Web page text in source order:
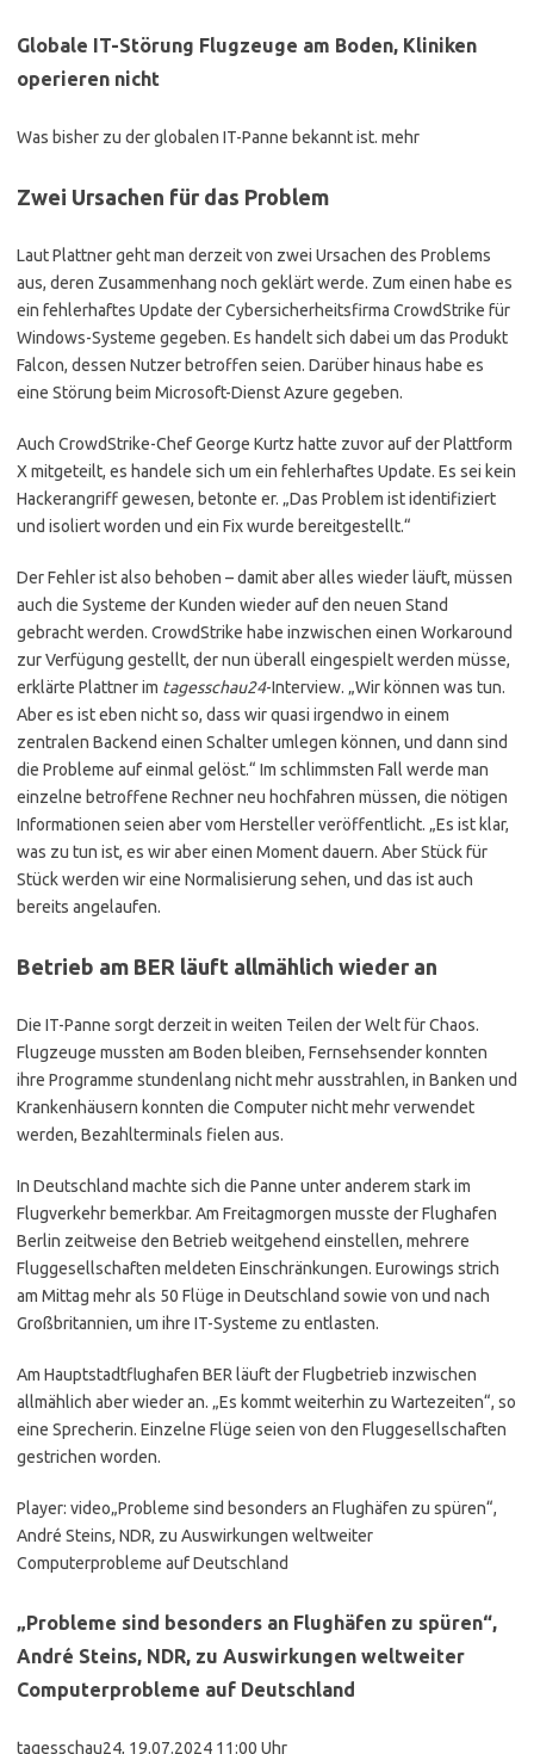
Globale IT-Störung Flugzeuge am Boden, Kliniken
operieren nicht
Was bisher zu der globalen IT-Panne bekannt ist. mehr
Zwei Ursachen für das Problem
Laut Plattner geht man derzeit von zwei Ursachen des Problems
aus, deren Zusammenhang noch geklärt werde. Zum einen habe es
ein fehlerhaftes Update der Cybersicherheitsfirma CrowdStrike für
Windows-Systeme gegeben. Es handelt sich dabei um das Produkt
Falcon, dessen Nutzer betroffen seien. Darüber hinaus habe es
eine Störung beim Microsoft-Dienst Azure gegeben.
Auch CrowdStrike-Chef George Kurtz hatte zuvor auf der Plattform
X mitgeteilt, es handele sich um ein fehlerhaftes Update. Es sei kein
Hackerangriff gewesen, betonte er. „Das Problem ist identifiziert
und isoliert worden und ein Fix wurde bereitgestellt.“
Der Fehler ist also behoben – damit aber alles wieder läuft, müssen
auch die Systeme der Kunden wieder auf den neuen Stand
gebracht werden. CrowdStrike habe inzwischen einen Workaround
zur Verfügung gestellt, der nun überall eingespielt werden müsse,
erklärte Plattner im tagesschau24-Interview. „Wir können was tun.
Aber es ist eben nicht so, dass wir quasi irgendwo in einem
zentralen Backend einen Schalter umlegen können, und dann sind
die Probleme auf einmal gelöst.“ Im schlimmsten Fall werde man
einzelne betroffene Rechner neu hochfahren müssen, die nötigen
Informationen seien aber vom Hersteller veröffentlicht. „Es ist klar,
was zu tun ist, es wir aber einen Moment dauern. Aber Stück für
Stück werden wir eine Normalisierung sehen, und das ist auch
bereits angelaufen.
Betrieb am BER läuft allmählich wieder an
Die IT-Panne sorgt derzeit in weiten Teilen der Welt für Chaos.
Flugzeuge mussten am Boden bleiben, Fernsehsender konnten
ihre Programme stundenlang nicht mehr ausstrahlen, in Banken und
Krankenhäusern konnten die Computer nicht mehr verwendet
werden, Bezahlterminals fielen aus.
In Deutschland machte sich die Panne unter anderem stark im
Flugverkehr bemerkbar. Am Freitagmorgen musste der Flughafen
Berlin zeitweise den Betrieb weitgehend einstellen, mehrere
Fluggesellschaften meldeten Einschränkungen. Eurowings strich
am Mittag mehr als 50 Flüge in Deutschland sowie von und nach
Großbritannien, um ihre IT-Systeme zu entlasten.
Am Hauptstadtflughafen BER läuft der Flugbetrieb inzwischen
allmählich aber wieder an. „Es kommt weiterhin zu Wartezeiten“, so
eine Sprecherin. Einzelne Flüge seien von den Fluggesellschaften
gestrichen worden.
Player: video„Probleme sind besonders an Flughäfen zu spüren“,
André Steins, NDR, zu Auswirkungen weltweiter
Computerprobleme auf Deutschland
„Probleme sind besonders an Flughäfen zu spüren“,
André Steins, NDR, zu Auswirkungen weltweiter
Computerprobleme auf Deutschland
tagesschau24, 19.07.2024 11:00 Uhr